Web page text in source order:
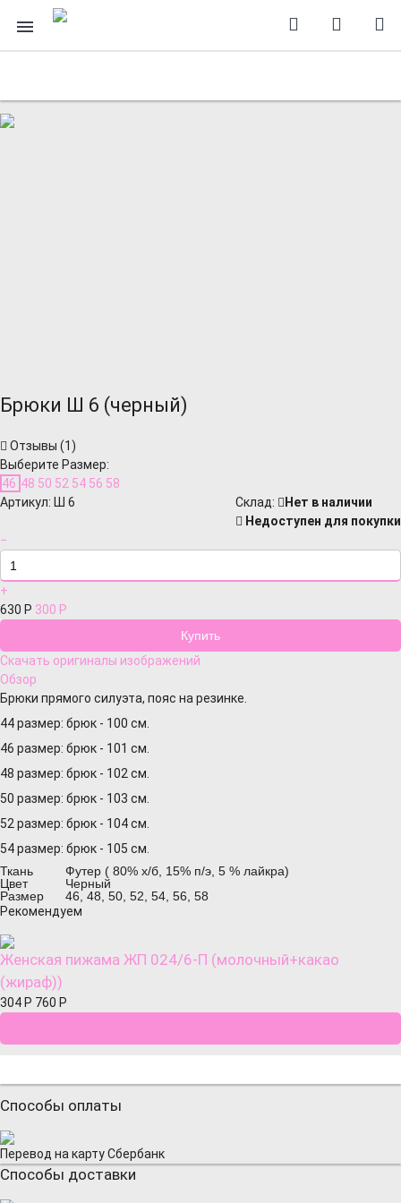
Брюки Ш 6 (черный)
Отзывы (1)
Выберите Размер:
46 48 50 52 54 56 58
Артикул: Ш 6 Cклад:
Нет в наличии
Недоступен для покупки
−
+
630 Р 300 Р
Скачать оригиналы изображений
Обзор
Брюки прямого силуэта, пояс на резинке.
44 размер: брюк - 100 см.
46 размер: брюк - 101 см.
48 размер: брюк - 102 см.
50 размер: брюк - 103 см.
52 размер: брюк - 104 см.
54 размер: брюк - 105 см.
Ткань
Футер ( 80% х/б, 15% п/э, 5 % лайкра)
Цвет
Черный
Размер
46, 48, 50, 52, 54, 56, 58
Рекомендуем
Женская пижама ЖП 024/6-П (молочный+какао
(жираф))
304 Р 760 Р
Способы оплаты
Перевод на карту Сбербанк
Способы доставки